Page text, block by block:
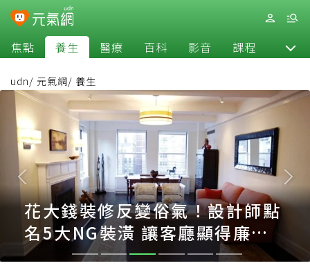
焦點 養生 醫療 百科 影音 課程 退休
udn/ 元氣網/ 養生
花大錢裝修反變俗氣！設計師點
名5大NG裝潢 讓客廳顯得廉價
又過時